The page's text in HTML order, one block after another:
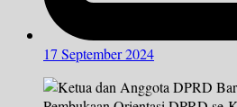
17 September 2024